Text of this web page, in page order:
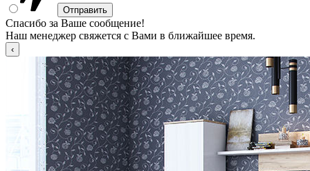
Спасибо за Ваше сообщение!
Наш менеджер свяжется с Вами в ближайшее время.